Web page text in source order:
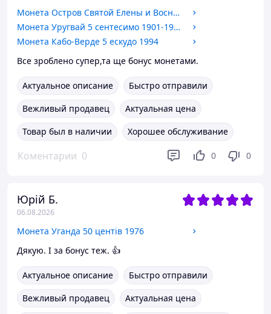
Монета Остров Святой Елены и Воснесение 5 пенсов 1984
Монета Уругвай 5 сентесимо 1901-1941
Монета Кабо-Верде 5 ескудо 1994
Все зроблено супер,та ще бонус монетами.
Актуальное описание
Быстро отправили
Вежливый продавец
Актуальная цена
Товар был в наличии
Хорошее обслуживание
Коментарии 0 0 0
Юрій Б.
06.08.2026
Монета Уганда 50 центів 1976
Дякую. І за бонус теж. 👍
Актуальное описание
Быстро отправили
Вежливый продавец
Актуальная цена